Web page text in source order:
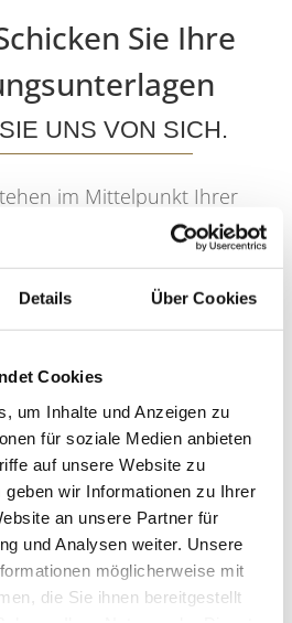
Details Über Cookies
Cookies
um Inhalte und Anzeigen zu
für soziale Medien anbieten
auf unsere Website zu
wir Informationen zu Ihrer
an unsere Partner für
und Analysen weiter. Unsere
möglicherweise mit
die Sie ihnen bereitgestellt
Sie Ihre
UNS VON SICH.
im Mittelpunkt Ihrer
freuen wir uns über
mit denen wir Sie
viel mehr als über ein
Wenn Sie schon
Sie das Cliff-Team
oder Auszubildende(r)
– perfekt! Idealerweise
auch kurz, welchen Job
und wann Sie anfangen
Sie uns auch gerne
Sie haben möchten.